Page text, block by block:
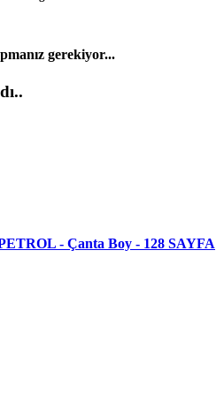
gerekiyor...
- Çanta Boy - 128 SAYFA